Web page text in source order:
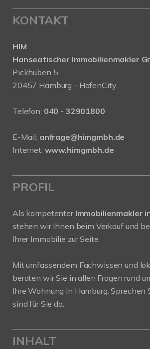
KONTAKT
HIM
Hanseatischer Immobilienmakler
Pickhuben 5
20457 Hamburg - HafenCity
Telefon: 040 - 32901800
E-Mail: anfrage@himgmbh.de
Internet: www.himgmbh.de
PROFIL
Als kompetenter Immobilienmakler
stehen wir Ihnen beim Verkauf und
Ihrer Immobilie zur Seite.
Mit umfassendem Fachwissen und
beraten wir Sie in allen Fragen rund
Ihre Wohnung in Hamburg. Sprechen
sind für Sie da.
INHALT